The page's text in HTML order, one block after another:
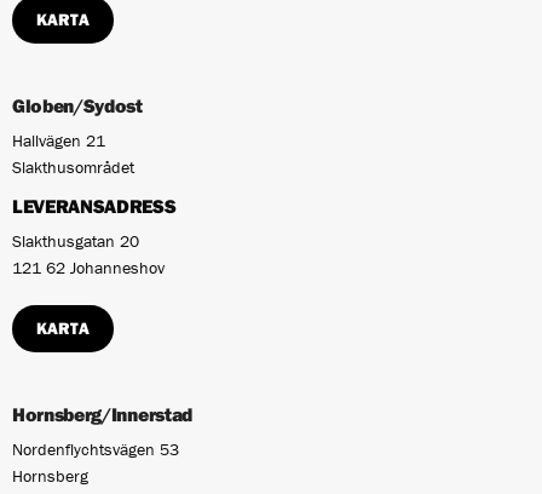
KARTA
Globen/Sydost
Hallvägen 21
Slakthusområdet
LEVERANSADRESS
Slakthusgatan 20
121 62 Johanneshov
KARTA
Hornsberg/Innerstad
Nordenflychtsvägen 53
Hornsberg